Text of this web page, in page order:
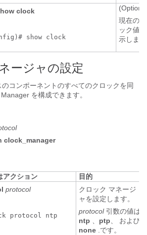
clock
show clock
現在の
ック値
示しま
ージャの設定
コンポーネントのすべてのクロックを同
を構成できます。
clock_manager
アクション
目的
protocol
protocol ntp
クロック マネージ
ャを設定します。
protocol引数の値は
ntp
ptp
および
none .です。